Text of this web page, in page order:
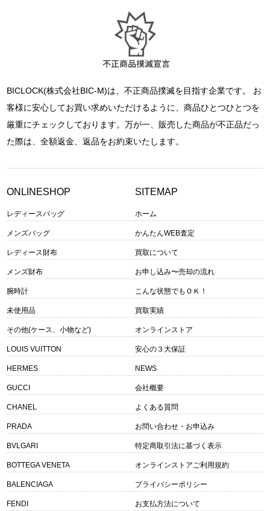
BICLOCK(株式会社BIC-M)は、不正商品撲滅を目指す企業です。 お
客様に安心してお買い求めいただけるように、商品ひとつひとつを
厳重にチェックしております。万が一、販売した商品が不正品だっ
た際は、全額返金、返品をお約束いたします。
ONLINESHOP
レディースバッグ
メンズバッグ
レディース財布
メンズ財布
腕時計
未使用品
その他(ケース、小物など)
LOUIS VUITTON
HERMES
GUCCI
CHANEL
PRADA
BVLGARI
BOTTEGA VENETA
BALENCIAGA
FENDI
SITEMAP
ホーム
かんたんWEB査定
買取について
お申し込み〜売却の流れ
こんな状態でもＯＫ！
買取実績
オンラインストア
安心の３大保証
NEWS
会社概要
よくある質問
お問い合わせ・お申込み
特定商取引法に基づく表示
オンラインストアご利用規約
プライバシーポリシー
お支払方法について